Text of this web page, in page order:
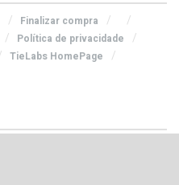
Finalizar compra
Política de privacidade
TieLabs HomePage